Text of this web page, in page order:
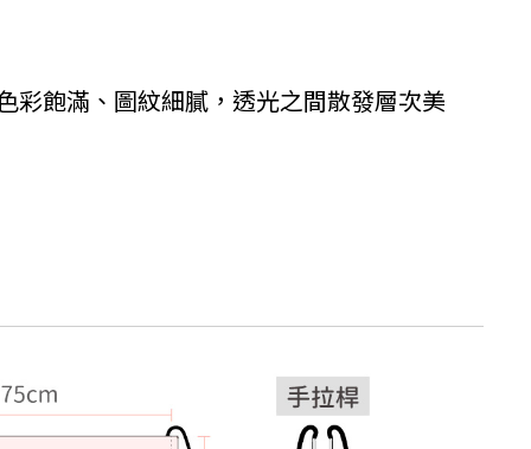
彩飽滿、圖紋細膩，透光之間散發層次美